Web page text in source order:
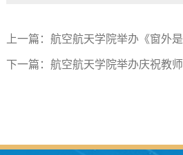
上一篇： 航空航天学院举办《窗外
下一篇： 航空航天学院举办庆祝教